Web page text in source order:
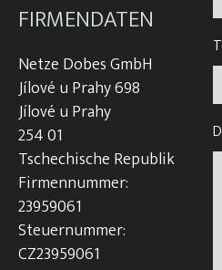
FIRMENDATEN
Netze Dobes GmbH
Jílové u Prahy 698
Jílové u Prahy
254 01
Tschechische Republik
Firmennummer:
23959061
Steuernummer:
CZ23959061